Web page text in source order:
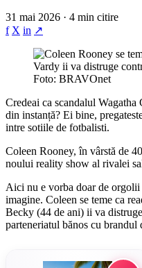
31 mai 2026 · 4 min citire
f X in ↗
Foto: BRAVOnet
Credeai ca scandalul Wagatha
din instanță? Ei bine,
intre sotiile de fotbalisti.
Coleen Rooney, în vârstă de
noului reality show al rivalei
Aici nu e vorba doar de
imagine. Coleen se teme ca
Becky (44 de ani) ii va
parteneriatul bănos cu